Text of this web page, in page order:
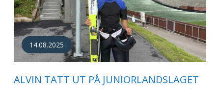
14.08.2025
ALVIN TATT UT PÅ JUNIORLANDSLAGET